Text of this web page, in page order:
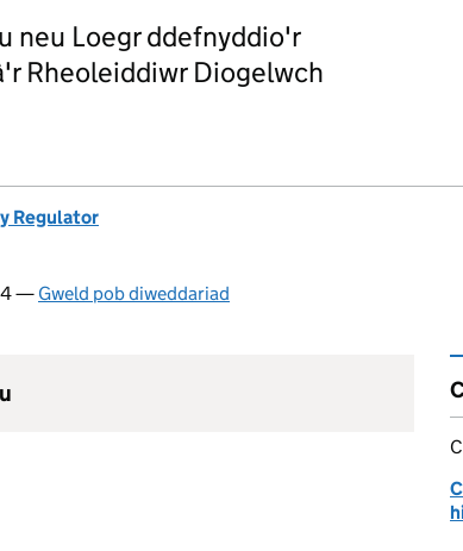
neu Loegr ddefnyddio'r
Rheoleiddiwr Diogelwch
Regulator
— Gweld pob diweddariad